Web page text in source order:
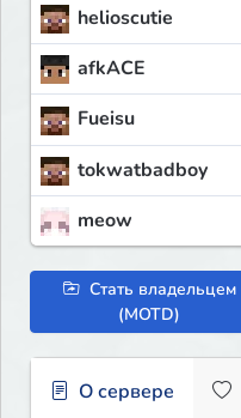
helioscutie
afkACE
Fueisu
tokwatbadboy
meow
Стать владельцем
(MOTD)
О сервере